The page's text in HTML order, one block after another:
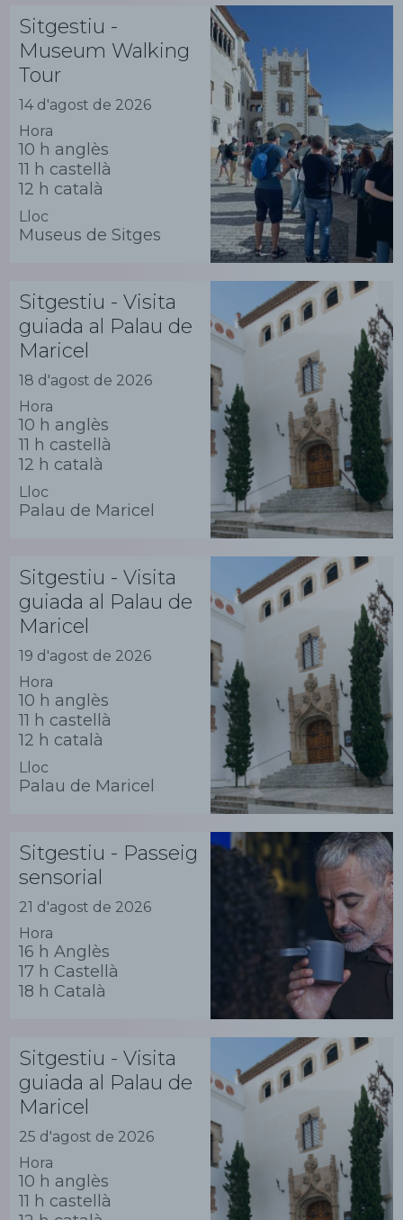
Sitgestiu -
Museum Walking
Tour
14 d'agost de 2026
Hora
10 h anglès
11 h castellà
12 h català
Lloc
Museus de Sitges
Sitgestiu - Visita
guiada al Palau de
Maricel
18 d'agost de 2026
Hora
10 h anglès
11 h castellà
12 h català
Lloc
Palau de Maricel
Sitgestiu - Visita
guiada al Palau de
Maricel
19 d'agost de 2026
Hora
10 h anglès
11 h castellà
12 h català
Lloc
Palau de Maricel
Sitgestiu - Passeig
sensorial
21 d'agost de 2026
Hora
16 h Anglès
17 h Castellà
18 h Català
Sitgestiu - Visita
guiada al Palau de
Maricel
25 d'agost de 2026
Hora
10 h anglès
11 h castellà